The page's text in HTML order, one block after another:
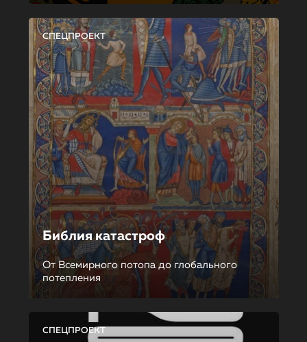
СПЕЦПРОЕКТ
Библия катастроф
От Всемирного потопа до глобального
потепления
СПЕЦПРОЕКТ